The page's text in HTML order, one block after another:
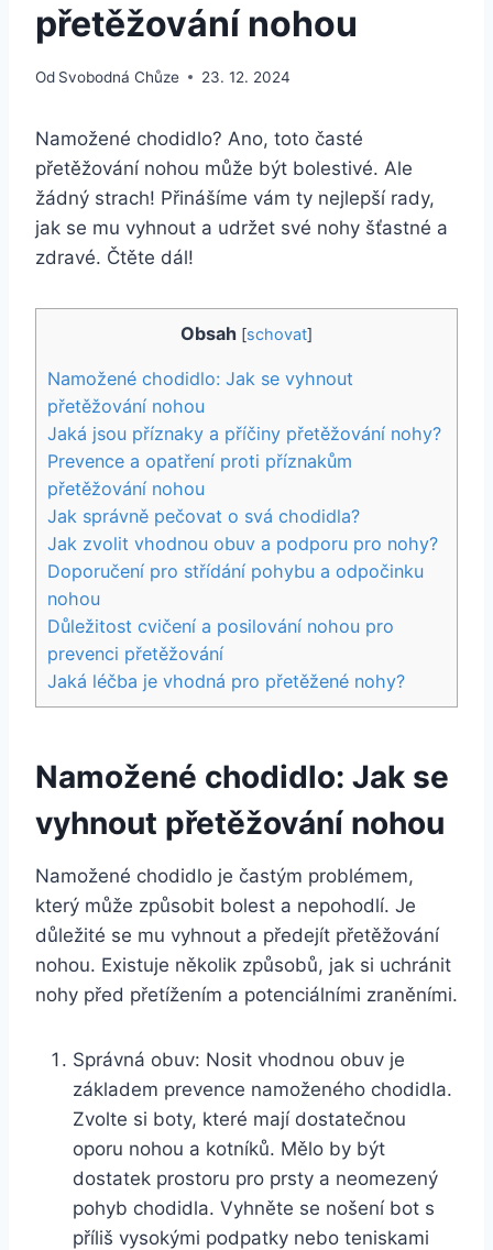
přetěžování nohou
Od Svobodná Chůze 23. 12. 2024
Namožené chodidlo? Ano, toto časté
přetěžování nohou může být bolestivé. Ale
žádný strach! Přinášíme vám ty nejlepší rady,
jak se mu vyhnout a udržet své nohy šťastné a
zdravé. Čtěte dál!
Obsah [schovat]
Namožené chodidlo: Jak se vyhnout
přetěžování nohou
Jaká jsou příznaky a příčiny přetěžování nohy?
Prevence a opatření proti příznakům
přetěžování nohou
Jak správně pečovat o svá chodidla?
Jak zvolit vhodnou obuv a podporu pro nohy?
Doporučení pro střídání pohybu a odpočinku
nohou
Důležitost cvičení a posilování nohou pro
prevenci přetěžování
Jaká léčba je vhodná pro přetěžené nohy?
Namožené chodidlo: Jak se
vyhnout přetěžování nohou
Namožené chodidlo je častým problémem,
který může způsobit bolest a nepohodlí. Je
důležité se mu vyhnout a předejít přetěžování
nohou. Existuje několik způsobů, jak si uchránit
nohy před přetížením a potenciálními zraněními.
Správná obuv: Nosit vhodnou obuv je
základem prevence namoženého chodidla.
Zvolte si boty, které mají dostatečnou
oporu nohou a kotníků. Mělo by být
dostatek prostoru pro prsty a neomezený
pohyb chodidla. Vyhněte se nošení bot s
příliš vysokými podpatky nebo teniskami